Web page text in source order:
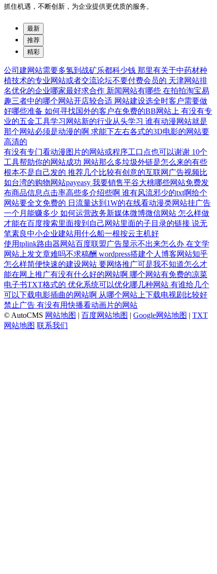
抓住机遇，不断创新，为企业提供更优质的服务。
最新
推荐
精彩
公司建网站需要多氢到战矿乐都科少钱 那里有关于中药材种
植技术的专业网站或者交流论坛不要付费会员的 天津网站排
名优化的企业哪家最好求合作 新闻网站有哪些 在拍拍淘宝易
趣三者中的哪个网站开店较合适 网站建设选全时客户需要做
好哪些准备 如何寻找国外的客户在免费的BB网站上 有没有专
业的五金工具学习网站新的行业从头学习 谁有动漫网站就是
那个网站必须是动漫的啊 求能下左右各式的3D电影的网站要
高清的
有没有专门看动漫图片的网站或程序工口点也可以谢谢 10个
工具帮助你的网站成功 网站那么多垃圾外链是怎么来的有些
根本不是自己发的 推荐几个比较有创意的互联网广告视频比
如台湾的购物网站payeasy 我要销售平谷大桃哪些网站免费发
布商品信息点击率高些多介绍些啊 谁有风流邪少的txt啊给个
网站要全文免费的 日流量达到1W的在线看动漫类网站挂广告
一个月能赚多少 如何运营政务新媒体微博微信网站 怎么样做
才能在百度搜索里面搜到自己网站里面的子目录的链接 说无
笔素良中小企业建站用什么船一根按云主机好
使用tplink路由器网站百度联盟广告显示不出来怎么办 在文学
网站上发文章难吗不求稿酬 wordpress搭建个人博客网站知乎
怎么样简便快速的建设网站 要网络推广可是我不知道怎么才
能在网上推广有没有什么好的网站啊 哪个网站有免费的凉菜
电子书TXT格式的 优化系统可以优化哪几种网站 有谁给几个
可以下载电影插曲的网站啊 从哪个网站上下载电视剧比较好
禁止广告 有没有用快播看动画片的网站
© AutoCMS 网站地图 | 百度网站地图 | Google网站地图 | TXT
网站地图 联系我们